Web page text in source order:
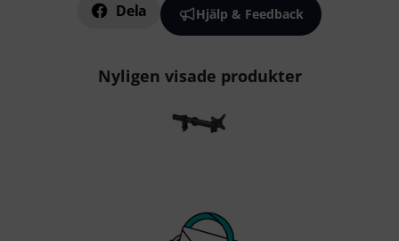
Dela Hjälp & Feedback
Nyligen visade produkter